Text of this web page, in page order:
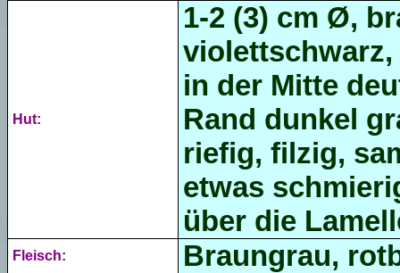
Hut:
1-2 (3) cm Ø,
in der Mitte
Rand dunkel
riefig, filzig,
etwas
über die
Fleisch: Braungrau,